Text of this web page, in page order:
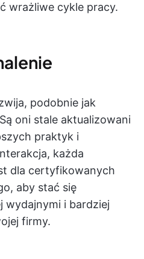
wrażliwe cykle pracy.
podobnie jak
oni stale aktualizowani
praktyk i
każda
dla certyfikowanych
aby stać się
wydajnymi i bardziej
firmy.